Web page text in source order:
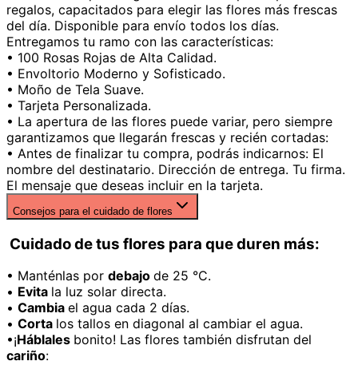
regalos, capacitados para elegir las flores más frescas
del día. Disponible para envío todos los días.
Entregamos tu ramo con las características:
• 100 Rosas Rojas de Alta Calidad.
• Envoltorio Moderno y Sofisticado.
• Moño de Tela Suave.
• Tarjeta Personalizada.
• La apertura de las flores puede variar, pero siempre
garantizamos que llegarán frescas y recién cortadas:
• Antes de finalizar tu compra, podrás indicarnos: El
nombre del destinatario. Dirección de entrega. Tu firma.
El mensaje que deseas incluir en la tarjeta.
Consejos para el cuidado de flores
Cuidado de tus flores para que duren más:
• Manténlas por debajo de 25 °C.
• Evita la luz solar directa.
• Cambia el agua cada 2 días.
• Corta los tallos en diagonal al cambiar el agua.
•¡Háblales bonito! Las flores también disfrutan del
cariño: